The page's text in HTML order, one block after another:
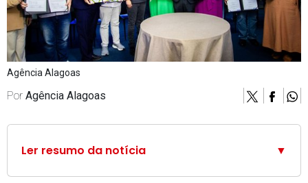
Agência Alagoas
Por Agência Alagoas
Ler resumo da notícia ▼